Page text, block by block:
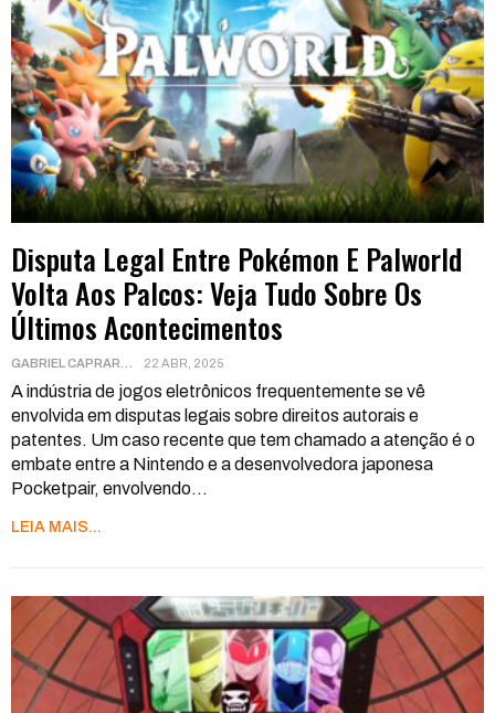
Disputa Legal Entre Pokémon E Palworld
Volta Aos Palcos: Veja Tudo Sobre Os
Últimos Acontecimentos
22 ABR, 2025
A indústria de jogos eletrônicos frequentemente se vê
envolvida em disputas legais sobre direitos autorais e
patentes. Um caso recente que tem chamado a atenção é o
embate entre a Nintendo e a desenvolvedora japonesa
Pocketpair, envolvendo…
LEIA MAIS...